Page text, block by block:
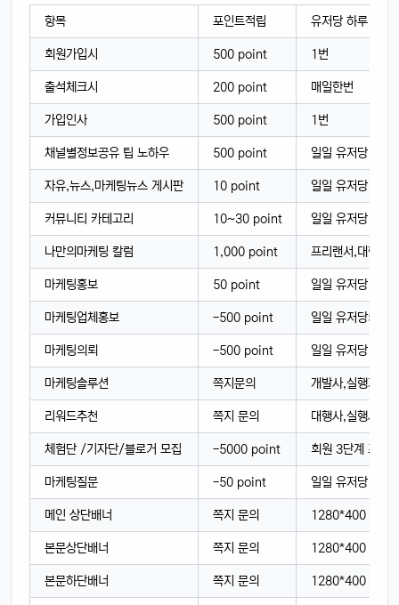
항목 포인트적립 유저당 하루 최대
회원가입시 500 point 1번
출석체크시 200 point 매일한번
가입인사 500 point 1번
채널별정보공유 팁 노하우 500 point 일일 유저당 1번
자유,뉴스,마케팅뉴스 게시판 10 point 일일 유저당 1번
커뮤니티 카테고리 10~30 point 일일 유저당 1번
나만의마케팅 칼럼 1,000 point 프리랜서,대행사,
마케팅홍보 50 point 일일 유저당1번
마케팅업체홍보 -500 point 일일 유저당5번
마케팅의뢰 -500 point 일일 유저당 5번
마케팅솔루션 쪽지문의 개발사,실행가 만
리워드추천 쪽지 문의 대행사,실행사,개
체험단 /기자단/블로거 모집 -5000 point 회원 3단계 프리
마케팅질문 -50 point 일일 유저당 1번
메인 상단배너 쪽지 문의 1280*400 으로
본문상단배너 쪽지 문의 1280*400 으로
본문하단배너 쪽지 문의 1280*400 으로